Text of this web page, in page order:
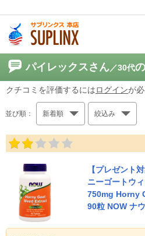
パイレックスさん／30代
クチコミを評価するにはログインが必
並び順： 新着順 絞込み
【プレゼント
ニーゴートウ
750mg Horny
90粒 NOW ナウ